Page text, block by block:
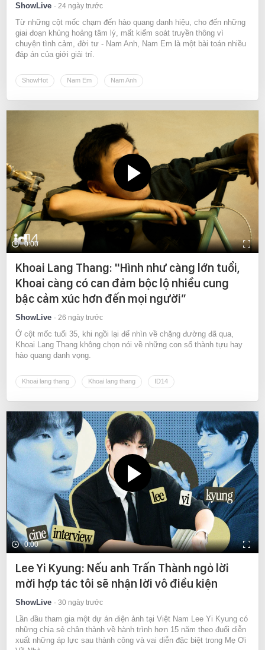
ShowLive 24 ngày trước
Từ những cột mốc chạm đến hào quang danh hiệu, cho đến những
giai đoạn khủng hoảng tâm lý, mất kiểm soát truyền thông vì
chuyện tình cảm, đời tư - Nam Anh, Nam Em là một bài toán nhiều
đáp án của giới giải trí.
ShowHot Nam Em Nam Anh
0:00
Khoai Lang Thang: "Hình như càng lớn tuổi,
Khoai càng có can đảm bộc lộ nhiều cung
bậc cảm xúc hơn đến mọi người”
ShowLive 26 ngày trước
Ở cột mốc tuổi 35, khi ngồi lại để nhìn về chặng đường đã qua,
Khoai Lang Thang không chọn nói về những con số thành tựu hay
hào quang danh vọng.
Khoai lang thang Khoai lang thang ID14
0:00
Lee Yi Kyung: Nếu anh Trấn Thành ngỏ lời
mời hợp tác tôi sẽ nhận lời vô điều kiện
ShowLive 30 ngày trước
Lần đầu tham gia một dự án điện ảnh tại Việt Nam Lee Yi Kyung có
những chia sẻ chân thành về hành trình hơn 15 năm theo đuổi diễn
xuất những áp lực sau thành công và vai diễn đặc biệt trong Mẹ Ơi